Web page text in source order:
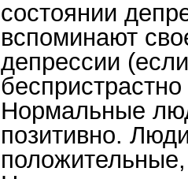
состоянии
вспоминают
депрессии
Нормальные
позитивно.